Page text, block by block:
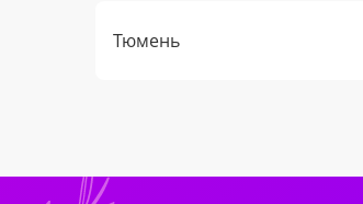
Тюмень